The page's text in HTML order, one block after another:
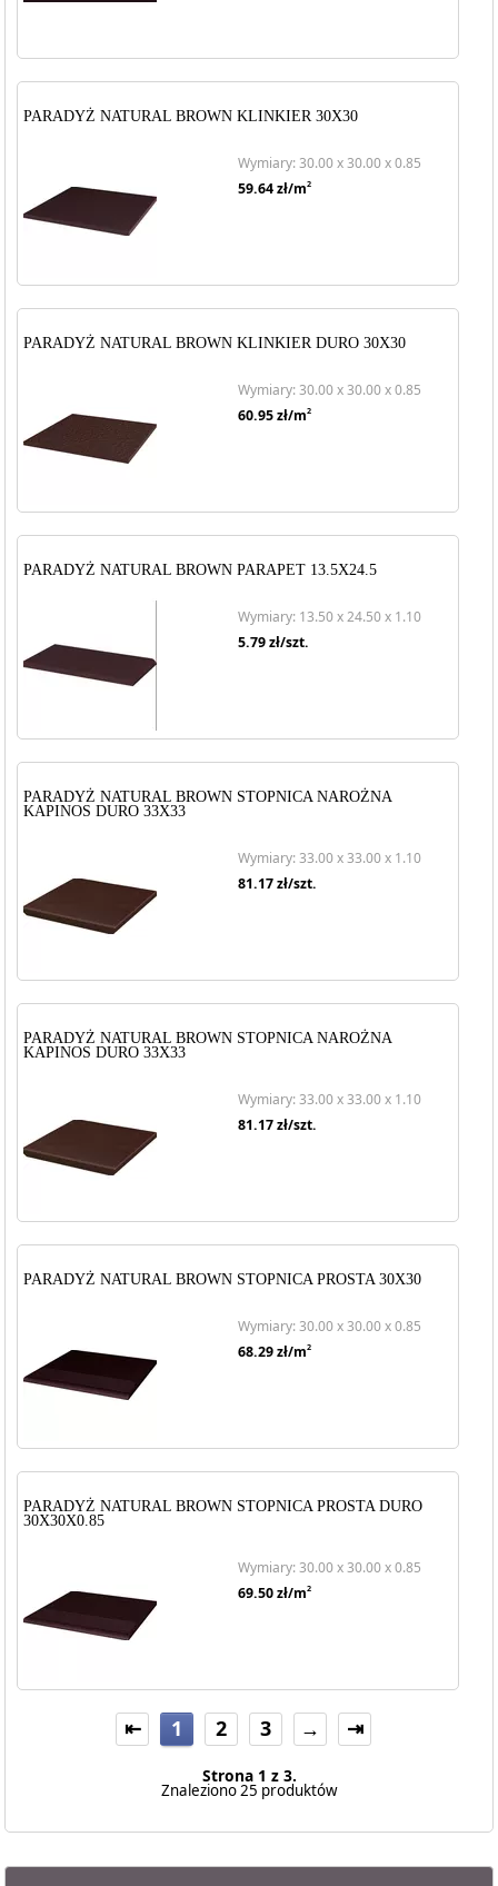
PARADYŻ NATURAL BROWN KLINKIER 30X30
Wymiary: 30.00 x 30.00 x 0.85
59.64zł/m2
PARADYŻ NATURAL BROWN KLINKIER DURO 30X30
Wymiary: 30.00 x 30.00 x 0.85
60.95zł/m2
PARADYŻ NATURAL BROWN PARAPET 13.5X24.5
Wymiary: 13.50 x 24.50 x 1.10
5.79zł/szt.
PARADYŻ NATURAL BROWN STOPNICA NAROŻNA
KAPINOS DURO 33X33
Wymiary: 33.00 x 33.00 x 1.10
81.17zł/szt.
PARADYŻ NATURAL BROWN STOPNICA NAROŻNA
KAPINOS DURO 33X33
Wymiary: 33.00 x 33.00 x 1.10
81.17zł/szt.
PARADYŻ NATURAL BROWN STOPNICA PROSTA 30X30
Wymiary: 30.00 x 30.00 x 0.85
68.29zł/m2
PARADYŻ NATURAL BROWN STOPNICA PROSTA DURO
30X30X0.85
Wymiary: 30.00 x 30.00 x 0.85
69.50zł/m2
⇤ 1 2 3 → ⇥
Strona 1 z 3.
Znaleziono 25 produktów